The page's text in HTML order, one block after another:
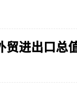
贸进出口总